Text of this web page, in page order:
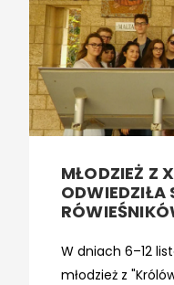
MŁODZIEŻ Z
ODWIEDZIŁA
W dniach 6–12
młodzież z